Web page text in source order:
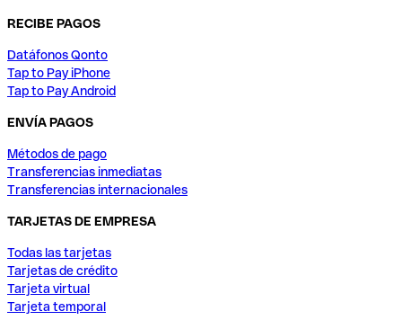
RECIBE PAGOS
Datáfonos Qonto
Tap to Pay iPhone
Tap to Pay Android
ENVÍA PAGOS
Métodos de pago
Transferencias inmediatas
Transferencias internacionales
TARJETAS DE EMPRESA
Todas las tarjetas
Tarjetas de crédito
Tarjeta virtual
Tarjeta temporal